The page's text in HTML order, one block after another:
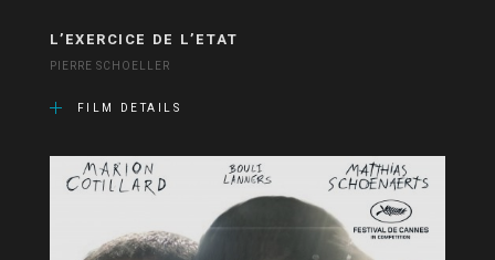
L’EXERCICE DE L’ETAT
PIERRE SCHOELLER
FILM DETAILS